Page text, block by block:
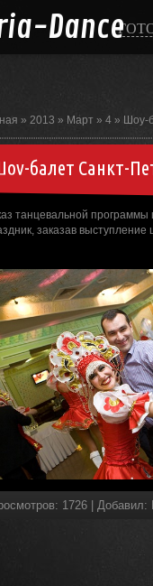
Dance
» 2013 » Март » 4 » Шоу-
балет Санкт-
танцевальной
заказав
: 1726 Добавил: